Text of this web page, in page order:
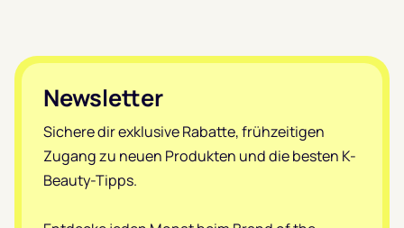
Footer
Newsletter
Sichere dir exklusive Rabatte, frühzeitigen
Zugang zu neuen Produkten und die besten K-
Beauty-Tipps.